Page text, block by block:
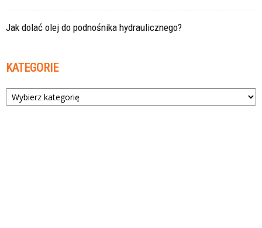
Jak dolać olej do podnośnika hydraulicznego?
KATEGORIE
Kategorie